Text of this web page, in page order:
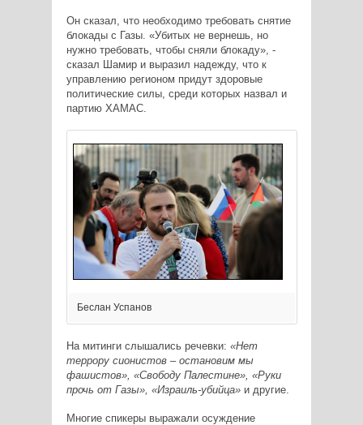
Он сказал, что необходимо требовать снятие
блокады с Газы. «Убитых не вернешь, но
нужно требовать, чтобы сняли блокаду», -
сказал Шамир и выразил надежду, что к
управлению регионом придут здоровые
политические силы, среди которых назвал и
партию ХАМАС.
Беслан Успанов
На митинги слышались речевки: «Нет
террору сионистов – остановим мы
фашистов», «Свободу Палестине», «Руки
прочь от Газы», «Израиль-убийца»и другие.
Многие спикеры выражали осуждение